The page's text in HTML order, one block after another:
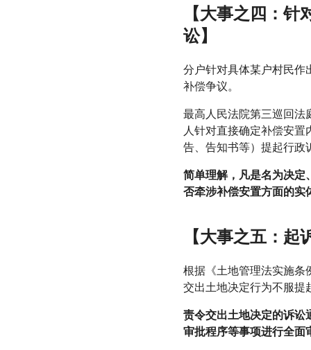
【大事之四：
讼】
分户针对具体某户村民作
补偿争议。
最高人民法院第三巡回法
人针对直接确定补偿安
告、告知书等）提起行政
简单理解，凡是名为决定
否牵涉补偿安置方面的实
【大事之五：
根据《土地管理法实施
交出土地决定行为不服提
责令交出土地决定的诉讼
审批程序等事项进行全面